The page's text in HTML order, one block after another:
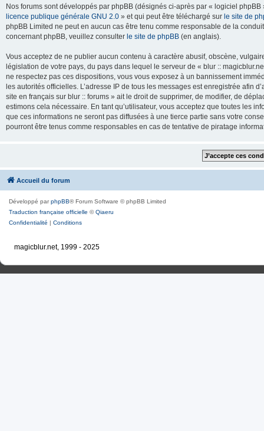
Nos forums sont développés par phpBB (désignés ci-après par « logiciel
licence publique générale GNU 2.0 » et qui peut être téléchargé sur le site de
phpBB Limited ne peut en aucun cas être tenu comme responsable de la
concernant phpBB, veuillez consulter le site de phpBB (en anglais).
Vous acceptez de ne publier aucun contenu à caractère abusif, obscène,
législation de votre pays, du pays dans lequel le serveur de « blur ::
ne respectez pas ces dispositions, vous vous exposez à un bannissement
les autorités officielles. L’adresse IP de tous les messages est enregistrée afin
site en français sur blur :: forums » ait le droit de supprimer, de modifier, de
estimons cela nécessaire. En tant qu’utilisateur, vous acceptez que toutes les
que ces informations ne seront pas diffusées à une tierce partie sans votre
pourront être tenus comme responsables en cas de tentative de piratage
Accueil du forum
Développé parphpBB® Forum Software © phpBB Limited
Traduction française officielle ©Qiaeru
Confidentialité | Conditions
magicblur.net, 1999 - 2025